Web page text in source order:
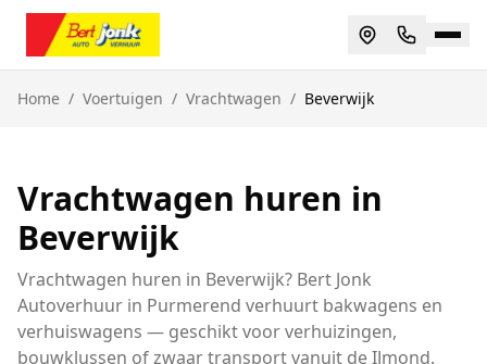
Home / Voertuigen / Vrachtwagen / Beverwijk
Vrachtwagen huren in
Beverwijk
Vrachtwagen huren in Beverwijk? Bert Jonk
Autoverhuur in Purmerend verhuurt bakwagens en
verhuiswagens — geschikt voor verhuizingen,
bouwklussen of zwaar transport vanuit de IJmond.